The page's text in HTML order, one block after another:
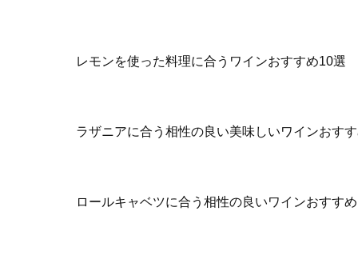
レモンを使った料理に合うワインおすすめ10選
ラザニアに合う相性の良い美味しいワインおす
ロールキャベツに合う相性の良いワインおすす